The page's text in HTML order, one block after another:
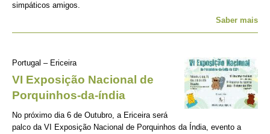
simpáticos amigos.
Saber mais
Portugal – Ericeira
VI Exposição Nacional de
Porquinhos-da-índia
No próximo dia 6 de Outubro, a Ericeira será
palco da VI Exposição Nacional de Porquinhos da Índia, evento a